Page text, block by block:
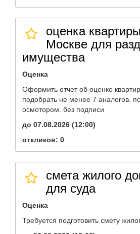
оценка
Москве для
имущества
Оценка
Оформить отчет об оценке
подобрать не менее 7 аналогов.
осмотором. без подписи
до 07.08.2026 (12:00)
откликов: 0
смета жилого
для суда
Оценка
Требуется подготовить смету